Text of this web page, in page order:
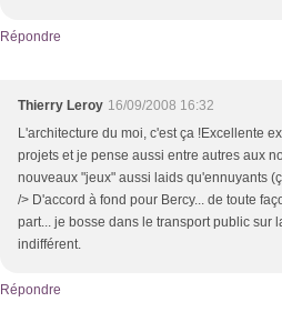
Répondre
Thierry Leroy 16/09/2008 16:32
L'architecture du moi, c'est ça !Excellente
projets et je pense aussi entre autres aux
nouveaux "jeux" aussi laids qu'ennuyants
/> D'accord à fond pour Bercy... de toute
part... je bosse dans le transport public sur
indifférent.
Répondre